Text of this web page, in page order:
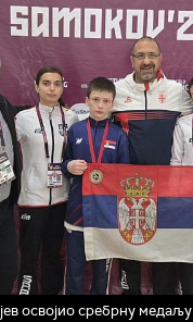
освојио сребрну медаљу